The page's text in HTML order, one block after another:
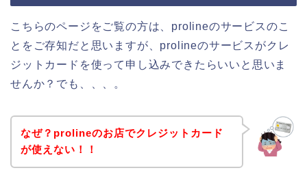
こちらのページをご覧の方は、prolineのサービスのこ
とをご存知だと思いますが、prolineのサービスがクレ
ジットカードを使って申し込みできたらいいと思いま
せんか？でも、、、。
なぜ？prolineのお店でクレジットカード
が使えない！！